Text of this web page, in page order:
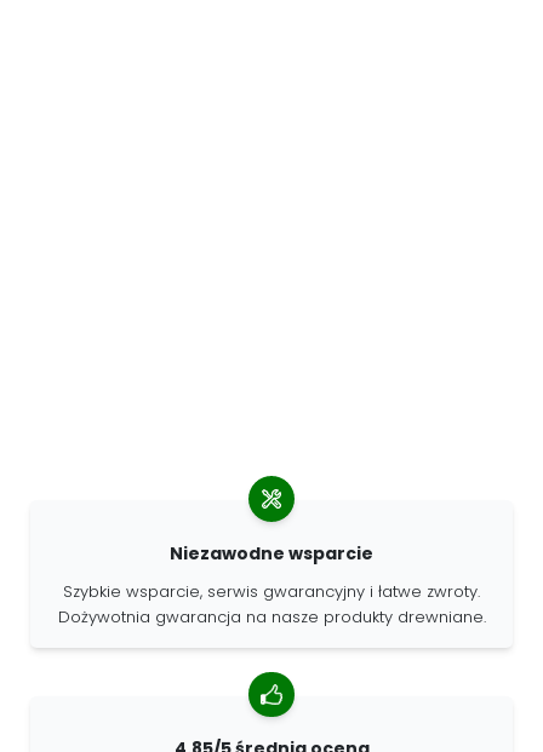
Niezawodne wsparcie
Szybkie wsparcie, serwis gwarancyjny i łatwe zwroty.
Dożywotnia gwarancja na nasze produkty drewniane.